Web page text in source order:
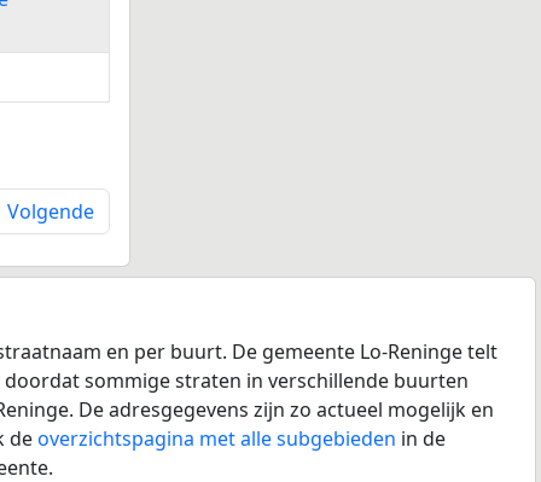
Volgende
en per buurt. De gemeente Lo-Reninge telt
sommige straten in verschillende buurten
De adresgegevens zijn zo actueel mogelijk en
deoverzichtspagina met alle subgebieden in de